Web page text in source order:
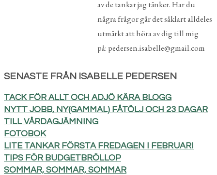
av de tankar jag tänker. Har du
några frågor går det såklart alldeles
utmärkt att höra av dig till mig
på: pedersen.isabelle@gmail.com
SENASTE FRÅN ISABELLE PEDERSEN
TACK FÖR ALLT OCH ADJÖ KÄRA BLOGG
NYTT JOBB, NY(GAMMAL) FÅTÖLJ OCH 23 DAGAR
TILL VÅRDAGJÄMNING
FOTOBOK
LITE TANKAR FÖRSTA FREDAGEN I FEBRUARI
TIPS FÖR BUDGETBRÖLLOP
SOMMAR, SOMMAR, SOMMAR